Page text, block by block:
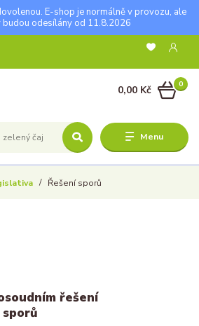
E-shop je normálně v provozu, ale
budou odesílány od 11.8.2026
Menu
0
0,00 Kč
Řešení sporů
řešení